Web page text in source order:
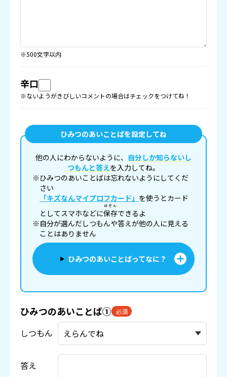
※500文字以内
辛口
※ないようがきびしいコメントの場合はチェックをつけてね！
ひみつのあいことばを設定してね
他の人にわからないように、 自分しか知らないし
つもんと答えを入力してね。
※ひみつのあいことばは忘れないようにしてくだ
さい
「キズなんマイプロフカード」 を使うとカード
としてスマホなどに保存
ほぞん
できるよ
※自分が選んだしつもんや答えが他の人に見える
ことはありません
ひみつのあいことばってなに？
ひみつのあいことば① 必須
しつもん
答え